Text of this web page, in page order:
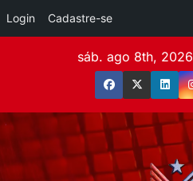
Login Cadastre-se
sáb. ago 8th, 2026